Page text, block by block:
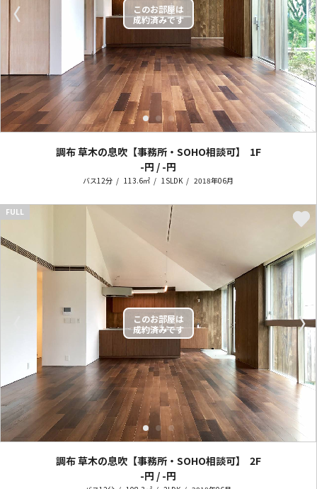
〈 〉
調布 草木の息吹【事務所・SOHO相談可】
1F
-円 / -円
バス12分 113.6㎡ 1SLDK 2018年06月
〉
FULL
調布 草木の息吹【事務所・SOHO相談可】
2F
-円 / -円